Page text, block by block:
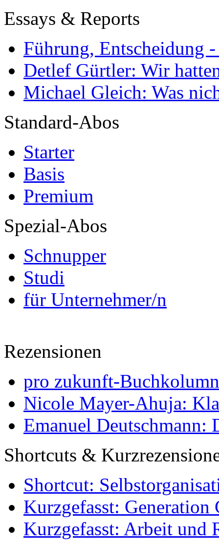
Essays & Reports
Führung, Entscheidung
Detlef Gürtler: Wir
Michael Gleich: Was
Standard-Abos
Starter
Basis
Premium
Spezial-Abos
Schnupper
Studi
für Unternehmer/n
Rezensionen
pro zukunft-
Nicole Mayer-Ahuja:
Emanuel Deutschmann:
Shortcuts &
Shortcut:
Kurzgefasst: Generation
Kurzgefasst: Arbeit und